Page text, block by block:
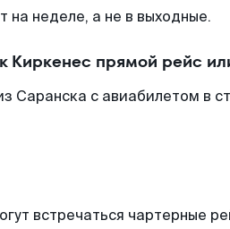
на неделе, а не в выходные.
Киркенес прямой рейс
Саранска с авиабилетом в
встречаться чартерные